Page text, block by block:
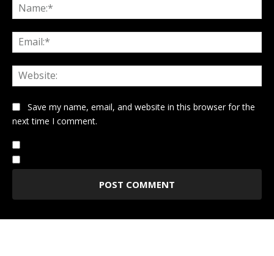
Save my name, email, and website in this browser for the
next time I comment.